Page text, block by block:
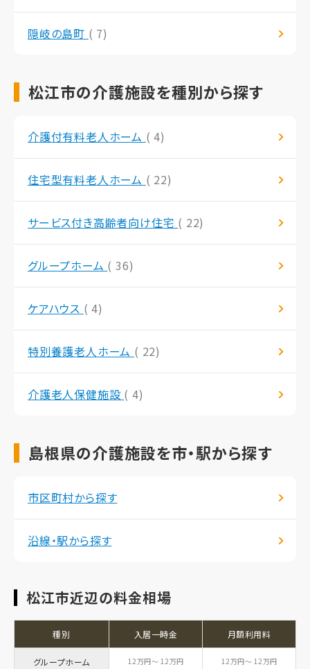
隠岐の島町 ( 7)
松江市の介護施設を種別から探す
介護付有料老人ホーム ( 4)
住宅型有料老人ホーム ( 22)
サービス付き高齢者向け住宅 ( 22)
グループホーム ( 36)
ケアハウス ( 4)
特別養護老人ホーム ( 22)
介護老人保健施設 ( 4)
島根県の介護施設を市・駅から探す
市区町村から探す
沿線・駅から探す
松江市近辺の料金相場
種別 入居一時金 月額利用料
グループホーム 12万円～ 12万円 12万円～ 12万円